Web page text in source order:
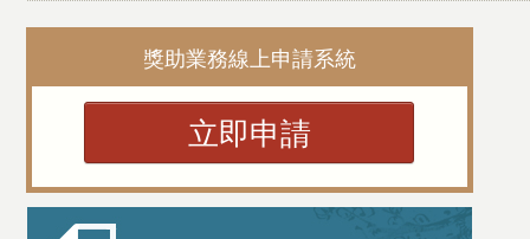
獎助業務線上申請系統
立即申請